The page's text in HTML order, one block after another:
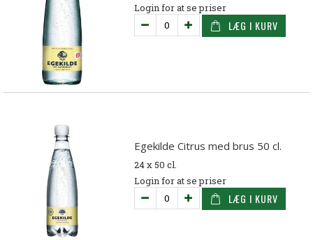
Login for at se priser
LÆG I KURV
Egekilde Citrus med brus 50 cl.
24 x 50 cl.
Login for at se priser
LÆG I KURV